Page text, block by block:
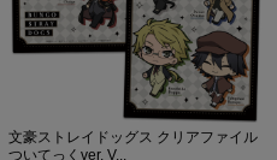
文豪ストレイドッグス クリアファイル
ついてっくver. V...